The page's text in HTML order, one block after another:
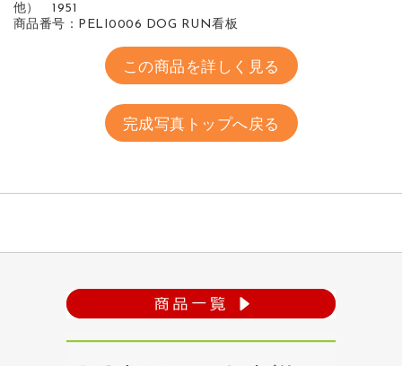
他） 1951
商品番号：PELI0006 DOG RUN看板
この商品を詳しく見る
完成写真トップへ戻る